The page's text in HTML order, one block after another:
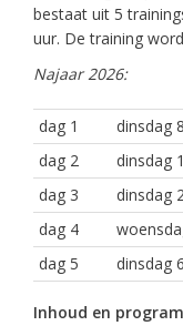
bestaat uit 5
uur. De training
Najaar 2026:
dag 1
dinsdag
dag 2
dinsdag
dag 3
dinsdag
dag 4
dag 5
dinsdag
Inhoud en